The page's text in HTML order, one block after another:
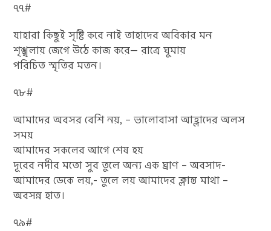
৭৭#
যাহারা কিছুই সৃষ্টি করে নাই তাহাদের অবিকার মন
শৃঙ্খলায় জেগে উঠে কাজ করে— রাত্রে ঘুমায়
পরিচিত স্মৃতির মতন।
৭৮#
আমাদের অবসর বেশি নয়, – ভালোবাসা আহ্লাদের অলস
সময়
আমাদের সকলের আগে শেষ হয়
দূরের নদীর মতো সুর তুলে অন্য এক ঘ্রাণ – অবসাদ-
আমাদের ডেকে লয়,- তুলে লয় আমাদের ক্লান্ত মাথা –
অবসন্ন হাত।
৭৯#